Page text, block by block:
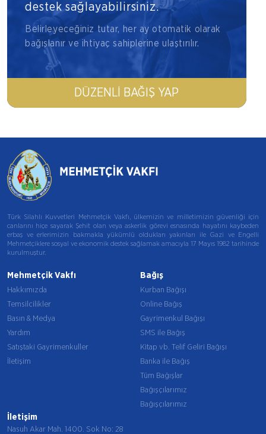
destek sağlayabilirsiniz.
Belirleyeceğiniz tutar, her ay otomatik olarak
bağışlanır ve ihtiyaç sahiplerine ulaştırılır.
DÜZENLI BAĞIŞ YAP
Türk Silahlı Kuvvetleri Mehmetçik Vakfı, ülkemizin ve milletimizin güvenliği için
canlarını hiçe sayarak Şehit olan veya askerlik görevi esnasında hayatını kaybeden
erbaş ve erlerimizin bakmakla yükümlü oldukları yakınları ile Gazi ve Engelli
Mehmetçiklere sosyal ve ekonomik destek sağlamak amacıyla 17 Mayıs 1982 tarihinde
kurulmuştur.
Mehmetçik Vakfı
Hakkımızda
Temsilcilikler
Basın & Medya
Yardım
Satıştaki Gayrimenkuller
İletişim
Bağış
Kurban Bağışı
Online Bağış
Gayrimenkul Bağışı
SMS ile Bağış
Kitap vb. Telif Geliri Bağışı
Banka ile Bağış
Tüm Bağışlar
Bağışçılarımız
Bağışçılarımız
İletişim
Nasuh Akar Mah. 1400. Sok No: 28